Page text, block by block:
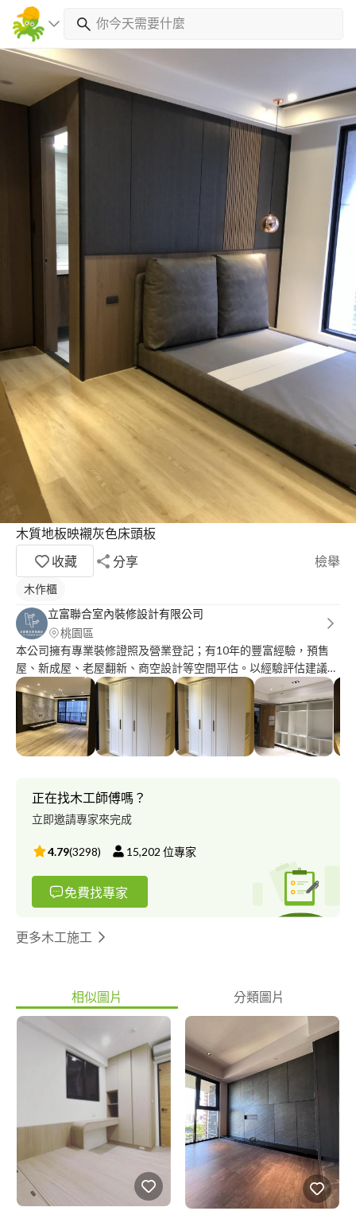
木質地板映襯灰色床頭板
收藏
分享 檢舉
木作櫃
立富聯合室內裝修設計有限公司
桃園區
本公司擁有專業裝修證照及營業登記；有10年的豐富經驗，預售
屋、新成屋、老屋翻新、商空設計等空間平估。以經驗評估建議個
案場預算， 站在消費者預算考量處理針對性的事項。不做不必要
的消費。每項服務皆由圖面確認尺寸後與客戶達成信任和共識，簽
訂履行合約，保障消費者。
正在找木工師傅嗎？
立即邀請專家來完成
4.79(3298) 15,202 位專家
免費找專家
更多木工施工
相似圖片 分類圖片